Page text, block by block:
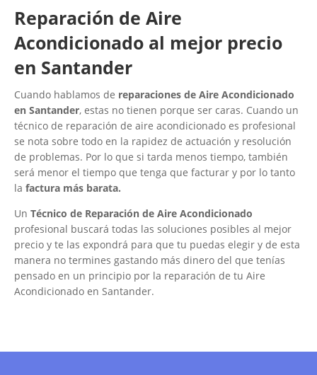
Reparación de Aire
Acondicionado al mejor precio
en Santander
Cuando hablamos de reparaciones de Aire Acondicionado
en Santander, estas no tienen porque ser caras. Cuando un
técnico de reparación de aire acondicionado es profesional
se nota sobre todo en la rapidez de actuación y resolución
de problemas. Por lo que si tarda menos tiempo, también
será menor el tiempo que tenga que facturar y por lo tanto
la factura más barata.
Un Técnico de Reparación de Aire Acondicionado
profesional buscará todas las soluciones posibles al mejor
precio y te las expondrá para que tu puedas elegir y de esta
manera no termines gastando más dinero del que tenías
pensado en un principio por la reparación de tu Aire
Acondicionado en Santander.